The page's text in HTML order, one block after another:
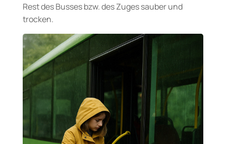
Rest des Busses bzw. des Zuges sauber und
trocken.